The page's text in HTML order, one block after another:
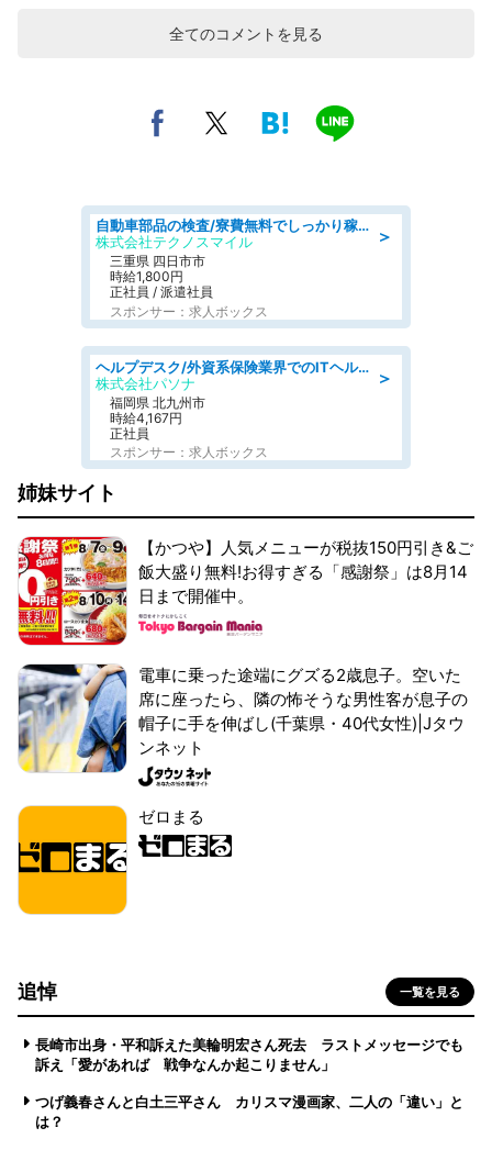
全てのコメントを見る
＞
自動車部品の検査/寮費無料でしっかり稼げる denso aichi
株式会社テクノスマイル
三重県 四日市市
時給1,800円
正社員 / 派遣社員
スポンサー：求人ボックス
＞
ヘルプデスク/外資系保険業界でのITヘルプデスク業務/駅近/即日勤務可/ヘルプデスク
株式会社パソナ
福岡県 北九州市
時給4,167円
正社員
スポンサー：求人ボックス
姉妹サイト
【かつや】人気メニューが税抜150円引き&ご
飯大盛り無料!お得すぎる「感謝祭」は8月14
日まで開催中。
電車に乗った途端にグズる2歳息子。空いた
席に座ったら、隣の怖そうな男性客が息子の
帽子に手を伸ばし(千葉県・40代女性)|Jタウ
ンネット
ゼロまる
追悼 一覧を見る
長崎市出身・平和訴えた美輪明宏さん死去 ラストメッセージでも
訴え「愛があれば 戦争なんか起こりません」
つげ義春さんと白土三平さん カリスマ漫画家、二人の「違い」と
は？